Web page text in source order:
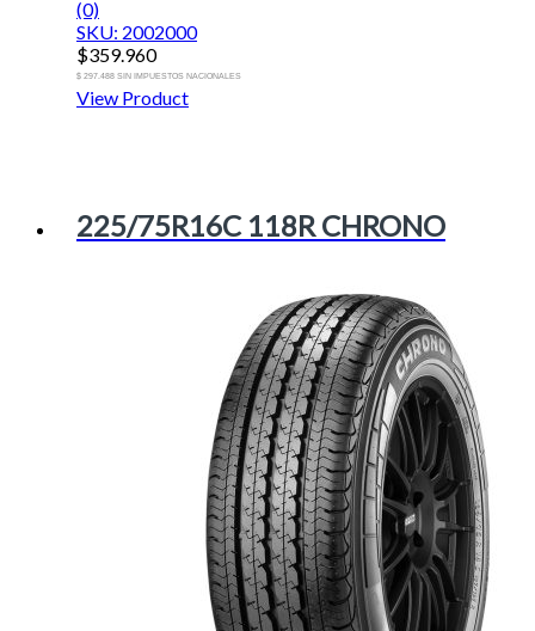
(0)
SKU: 2002000
$359.960
$ 297.488 SIN IMPUESTOS NACIONALES
View Product
225/75R16C 118R CHRONO